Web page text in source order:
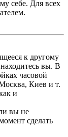
себе. Для всех
к другому
вы. В
часовой
Киев и т.
и
вы не
сделать